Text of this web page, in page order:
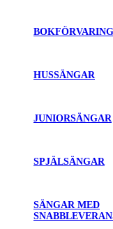
BOKFÖRVARING
HUSSÄNGAR
JUNIORSÄNGAR
SPJÄLSÄNGAR
SÄNGAR MED